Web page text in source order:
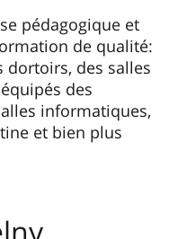
pédagogique et
de qualité:
des salles
des
informatiques,
et bien plus